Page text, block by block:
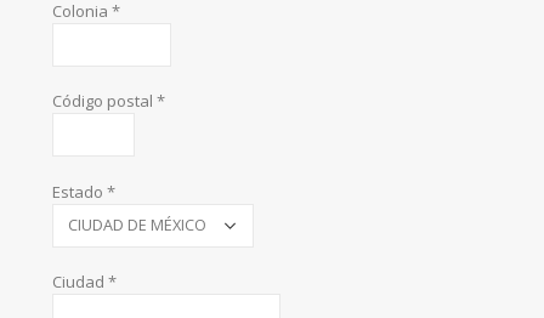
Colonia *
Código postal *
Estado *
Ciudad *